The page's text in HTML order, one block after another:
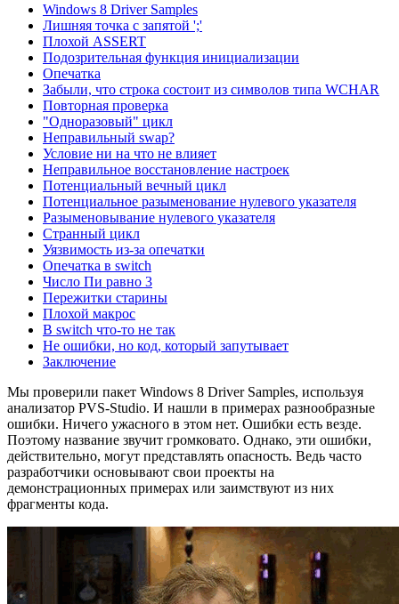
Windows 8 Driver Samples
Лишняя точка с запятой ';'
Плохой ASSERT
Подозрительная функция инициализации
Опечатка
Забыли, что строка состоит из символов типа WCHAR
Повторная проверка
"Одноразовый" цикл
Неправильный swap?
Условие ни на что не влияет
Неправильное восстановление настроек
Потенциальный вечный цикл
Потенциальное разыменование нулевого указателя
Разыменовывание нулевого указателя
Странный цикл
Уязвимость из-за опечатки
Опечатка в switch
Число Пи равно 3
Пережитки старины
Плохой макрос
В switch что-то не так
Не ошибки, но код, который запутывает
Заключение
Мы проверили пакет Windows 8 Driver Samples, используя
анализатор PVS-Studio. И нашли в примерах разнообразные
ошибки. Ничего ужасного в этом нет. Ошибки есть везде.
Поэтому название звучит громковато. Однако, эти ошибки,
действительно, могут представлять опасность. Ведь часто
разработчики основывают свои проекты на
демонстрационных примерах или заимствуют из них
фрагменты кода.